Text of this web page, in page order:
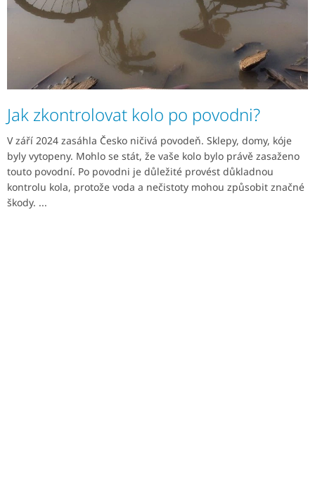
Jak zkontrolovat kolo po povodni?
V září 2024 zasáhla Česko ničivá povodeň. Sklepy, domy, kóje
byly vytopeny. Mohlo se stát, že vaše kolo bylo právě zasaženo
touto povodní. Po povodni je důležité provést důkladnou
kontrolu kola, protože voda a nečistoty mohou způsobit značné
škody. ...